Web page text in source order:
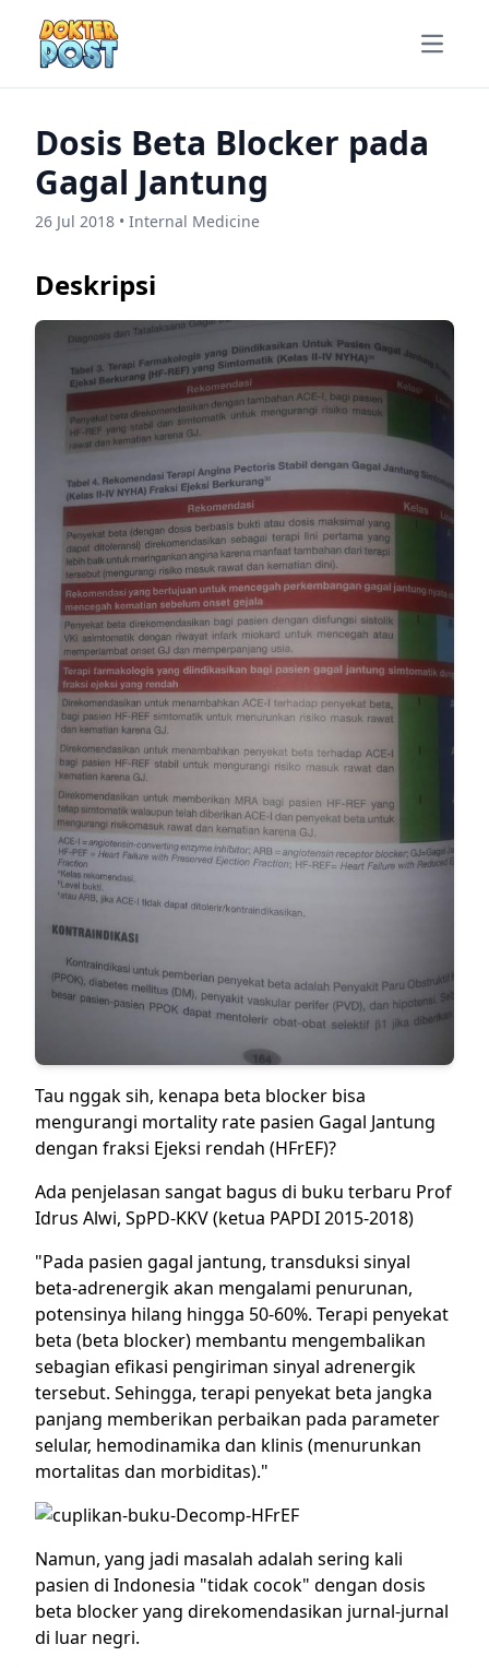
Open
Dosis Beta Blocker pada
Gagal Jantung
26 Jul 2018 • Internal Medicine
Deskripsi
Tau nggak sih, kenapa beta blocker bisa
mengurangi mortality rate pasien Gagal Jantung
dengan fraksi Ejeksi rendah (HFrEF)?
Ada penjelasan sangat bagus di buku terbaru Prof
Idrus Alwi, SpPD-KKV (ketua PAPDI 2015-2018)
"Pada pasien gagal jantung, transduksi sinyal
beta-adrenergik akan mengalami penurunan,
potensinya hilang hingga 50-60%. Terapi penyekat
beta (beta blocker) membantu mengembalikan
sebagian efikasi pengiriman sinyal adrenergik
tersebut. Sehingga, terapi penyekat beta jangka
panjang memberikan perbaikan pada parameter
selular, hemodinamika dan klinis (menurunkan
mortalitas dan morbiditas)."
Namun, yang jadi masalah adalah sering kali
pasien di Indonesia "tidak cocok" dengan dosis
beta blocker yang direkomendasikan jurnal-jurnal
di luar negri.